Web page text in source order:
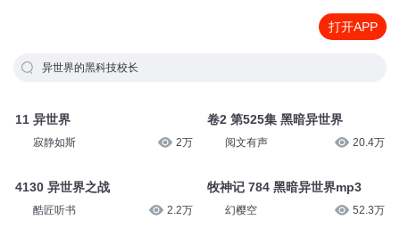
打开APP
异世界的黑科技校长
11 异世界
寂静如斯 2万
4130 异世界之战
酷匠听书 2.2万
卷2 第525集 黑暗异世界
阅文有声 20.4万
牧神记 784 黑暗异世界mp3
幻樱空 52.3万